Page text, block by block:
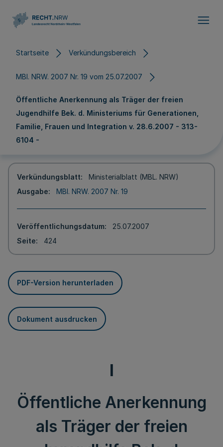
Startseite Verkündungsbereich
MBl. NRW. 2007 Nr. 19 vom 25.07.2007
Öffentliche Anerkennung als Träger der freien
Jugendhilfe Bek. d. Ministeriums für Generationen,
Familie, Frauen und Integration v. 28.6.2007 - 313-
6104 -
Verkündungsblatt
Ministerialblatt (MBL. NRW)
Ausgabe
MBl. NRW. 2007 Nr. 19
Veröffentlichungsdatum
25.07.2007
Seite
424
PDF-Version herunterladen
Dokument ausdrucken
I
Öffentliche Anerkennung
als Träger der freien